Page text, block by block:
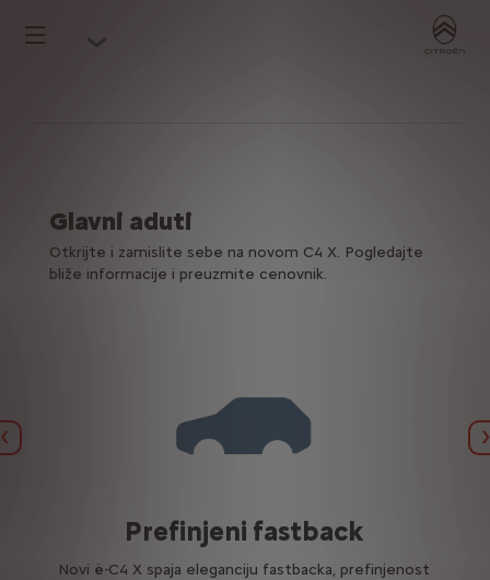
Glavni aduti
Otkrijte i zamislite sebe na novom C4 X. Pogledajte
bliže informacije i preuzmite cenovnik.
Précédent
Prefinjeni fastback
Novi ë-C4 X spaja eleganciju fastbacka, prefinjenost